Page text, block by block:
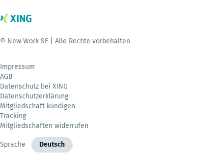
© New Work SE | Alle Rechte vorbehalten
Impressum
AGB
Datenschutz bei XING
Datenschutzerklärung
Mitgliedschaft kündigen
Tracking
Mitgliedschaften widerrufen
Sprache Deutsch